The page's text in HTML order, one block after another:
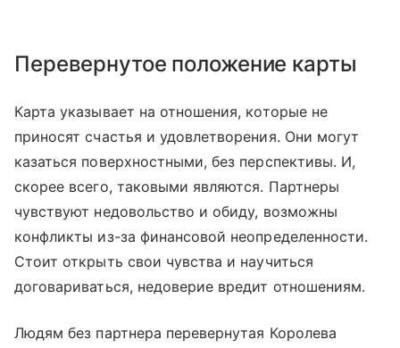
Перевернутое положение карты
Карта указывает на отношения, которые не
приносят счастья и удовлетворения. Они могут
казаться поверхностными, без перспективы. И,
скорее всего, таковыми являются. Партнеры
чувствуют недовольство и обиду, возможны
конфликты из-за финансовой неопределенности.
Стоит открыть свои чувства и научиться
договариваться, недоверие вредит отношениям.
Людям без партнера перевернутая Королева